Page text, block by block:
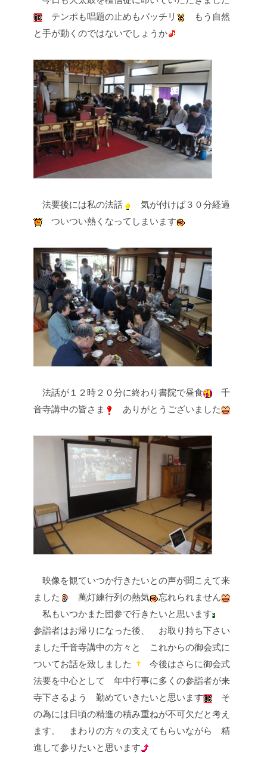
テンポも唱題の止めもバッチリ
もう自然
と手が動くのではないでしょうか
法要後には私の法話
気が付けば３０分経過
ついつい熱くなってしまいます
法話が１２時２０分に終わり書院で昼食
千
音寺講中の皆さま
ありがとうございました
映像を観ていつか行きたいとの声が聞こえて来
ました
萬灯練行列の熱気
忘れられません
私もいつかまた団参で行きたいと思います
参詣者はお帰りになった後、
お取り持ち下さい
ました千音寺講中の方々と
これからの御会式に
ついてお話を致しました
今後はさらに御会式
法要を中心として
年中行事に多くの参詣者が来
寺下さるよう
勤めていきたいと思います
そ
の為には日頃の精進の積み重ねが不可欠だと考え
ます。
まわりの方々の支えてもらいながら
精
進して参りたいと思います